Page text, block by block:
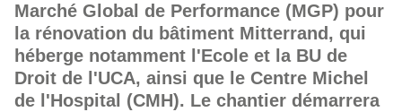
Marché Global de Performance (MGP) pour
la rénovation du bâtiment Mitterrand, qui
héberge notamment l'Ecole et la BU de
Droit de l'UCA, ainsi que le Centre Michel
de l'Hospital (CMH). Le chantier démarrera